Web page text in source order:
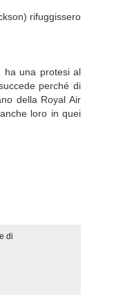
rifuggissero
ha una protesi al
perché di
della Royal Air
loro in quei
di